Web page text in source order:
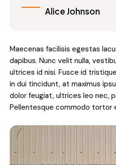
Alice Johnson
Maecenas facilisis egestas
dapibus. Nunc velit nulla,
ultrices id nisi. Fusce id
in dui tincidunt, at maximus
dolor feugiat, ultrices leo nec,
Pellentesque commodo tortor